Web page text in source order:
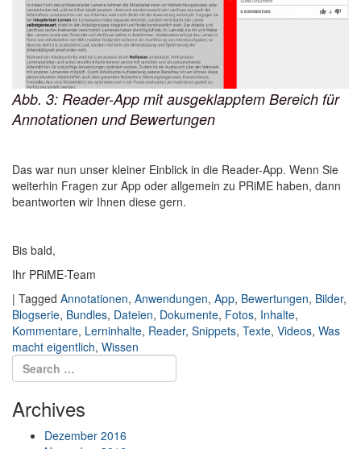
Abb. 3: Reader-App mit ausgeklapptem Bereich für
Annotationen und Bewertungen
Das war nun unser kleiner Einblick in die Reader-App. Wenn Sie
weiterhin Fragen zur App oder allgemein zu PRiME haben, dann
beantworten wir Ihnen diese gern.
Bis bald,
Ihr PRiME-Team
| Tagged Annotationen, Anwendungen, App, Bewertungen, Bilder,
Blogserie, Bundles, Dateien, Dokumente, Fotos, Inhalte,
Kommentare, Lerninhalte, Reader, Snippets, Texte, Videos, Was
macht eigentlich, Wissen
Search for:
Archives
Dezember 2016